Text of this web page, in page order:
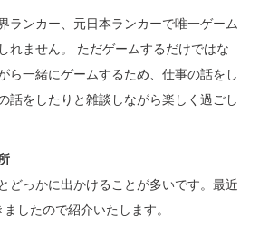
ランカー、元日本ランカーで唯一ゲーム
れません。 ただゲームするだけではな
ら一緒にゲームするため、仕事の話をし
話をしたりと雑談しながら楽しく過ごし
どっかに出かけることが多いです。最近
したので紹介いたします。